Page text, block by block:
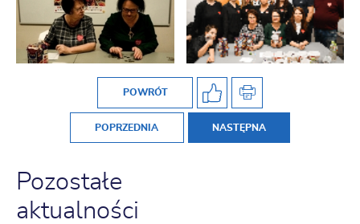
POWRÓT
POPRZEDNIA NASTĘPNA
Pozostałe
aktualności